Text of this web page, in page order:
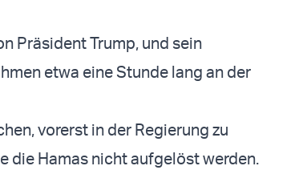
Präsident Trump, und sein
etwa eine Stunde lang an der
vorerst in der Regierung zu
die Hamas nicht aufgelöst werden.